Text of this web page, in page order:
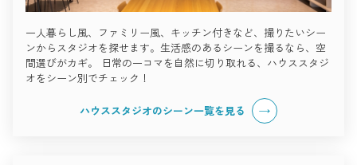
一人暮らし風、ファミリー風、キッチン付きなど、撮りたいシー
ンからスタジオを探せます。生活感のあるシーンを撮るなら、空
間選びがカギ。 日常の一コマを自然に切り取れる、ハウススタジ
オをシーン別でチェック！
ハウススタジオのシーン一覧を見る